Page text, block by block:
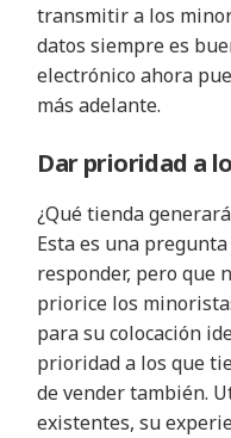
transmitir a los
datos siempre es
electrónico ahora
más adelante.
Dar prioridad a
¿Qué tienda
Esta es una
responder, pero que
priorice los
para su colocación
prioridad a los que
de vender también.
existentes, su